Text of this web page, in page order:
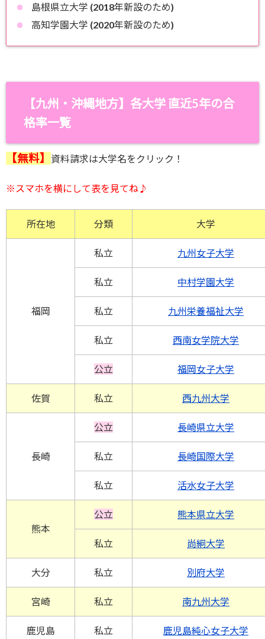
島根県立大学 (2018年新設のため)
高知学園大学 (2020年新設のため)
【九州・沖縄地方】 各大学 直近5年の合
格率一覧
【無料】 資料請求は大学名をクリック！
※スマホを横にして表を見てね♪
所在地 分類 大学
福岡
私立 九州女子大学
私立 中村学園大学
私立 九州栄養福祉大学
私立 西南女学院大学
公立 福岡女子大学
佐賀 私立 西九州大学
長崎
公立 長崎県立大学
私立 長崎国際大学
私立 活水女子大学
熊本
公立 熊本県立大学
私立 尚絅大学
大分 私立 別府大学
宮崎 私立 南九州大学
鹿児島 私立 鹿児島純心女子大学